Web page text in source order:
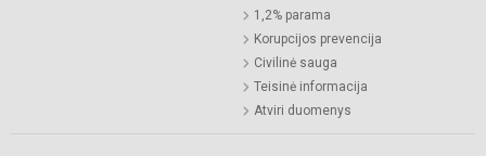
1,2% parama
Korupcijos prevencija
Civilinė sauga
Teisinė informacija
Atviri duomenys